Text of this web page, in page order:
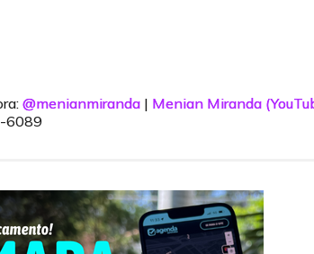
@menianmiranda | Menian Miranda
6089